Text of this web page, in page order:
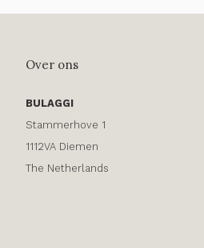
Over ons
BULAGGI
Stammerhove 1
1112VA Diemen
The Netherlands